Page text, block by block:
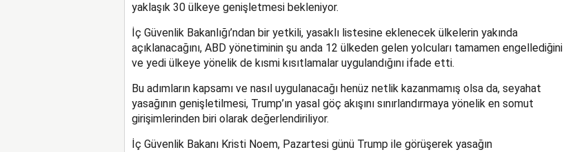
yaklaşık 30 ülkeye genişletmesi bekleniyor.
İç Güvenlik Bakanlığı’ndan bir yetkili, yasaklı listesine eklenecek ülkelerin yakında
açıklanacağını, ABD yönetiminin şu anda 12 ülkeden gelen yolcuları tamamen engellediğini
ve yedi ülkeye yönelik de kısmi kısıtlamalar uygulandığını ifade etti.
Bu adımların kapsamı ve nasıl uygulanacağı henüz netlik kazanmamış olsa da, seyahat
yasağının genişletilmesi, Trump’ın yasal göç akışını sınırlandırmaya yönelik en somut
girişimlerinden biri olarak değerlendiriliyor.
İç Güvenlik Bakanı Kristi Noem, Pazartesi günü Trump ile görüşerek yasağın